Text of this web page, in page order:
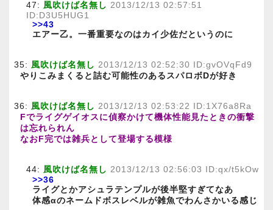
47: 風吹けば名無し 2013/12/13 02:57:51
ID:D3U5HUG1
>>43
エアー乙。一番重要なのはカイ少佐だというのに
35: 風吹けば名無し 2013/12/13 02:52:30 ID:gvOVqFd9
やりこみまくると詰む可能性のあるスパロボDが好き
36: 風吹けば名無し 2013/12/13 02:53:22 ID:1X76a8Ra
Fでライグゲイオスに偵察かけて機体性能見たときの衝撃
は忘れられん
なおF完では雑兵として登場する模様
44: 風吹けば名無し 2013/12/13 02:56:03 ID:qx/t5kOw
>>36
ライグとかアシュラテンプルが後半堅すぎてなあ
体感αのネームドボスレベルが雑魚でわんさかいる感じ